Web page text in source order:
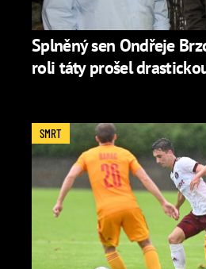
Splněný sen Ondřeje
roli táty prošel
SMRT